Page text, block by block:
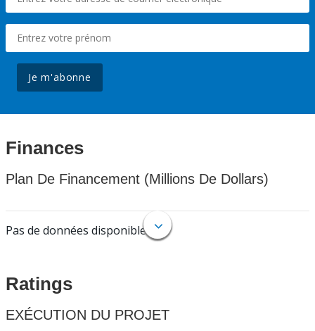
Je m'abonne
Finances
Plan De Financement (Millions De Dollars)
Pas de données disponibles.
Ratings
EXÉCUTION DU PROJET